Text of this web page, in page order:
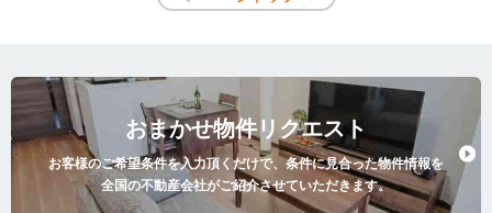
おまかせ物件リクエスト
お客様のご希望条件を入力頂くだけで、条件に見合った物件情報を
全国の不動産会社がご紹介させていただきます。